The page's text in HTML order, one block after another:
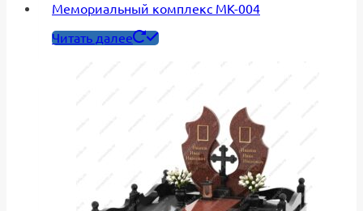
Мемориальный комплекс МК-004
Читать далее